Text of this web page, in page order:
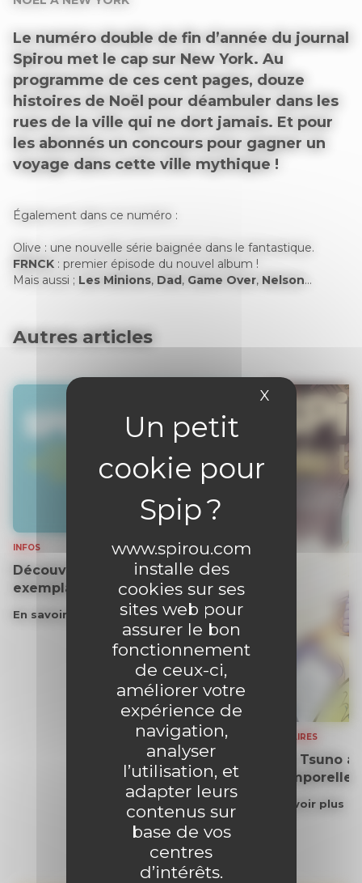
www.spirou.com
installe des
cookies sur ses
sites web pour
assurer le bon
fonctionnement
de ceux-ci,
améliorer votre
expérience de
navigation,
analyser
l’utilisation, et
adapter leurs
contenus sur
base de vos
centres
d’intérêts.
X Masquer le
Le numéro double de fin d’année du journal
Spirou met le cap sur New York. Au
programme de ces cent pages, douze
histoires de Noël pour déambuler dans les
rues de la ville qui ne dort jamais. Et pour
les abonnés un concours pour gagner un
voyage dans cette ville mythique !
Également dans ce numéro :
Olive : une nouvelle série baignée dans le fantastique.
FRNCK : premier épisode du nouvel album !
Mais aussi ; Les Minions, Dad, Game Over, Nelson…
Autres articles
INFOS
Découvrez gratuitement un
exemplaire du journal !
En savoir plus
SOMMAIRES
Yoko Tsuno
intemporelle
En savoir plus